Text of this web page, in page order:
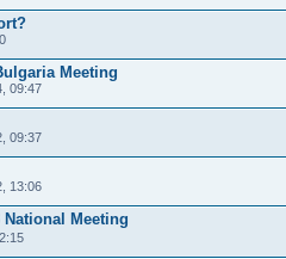
Meeting
09:47
09:37
13:06
Meeting